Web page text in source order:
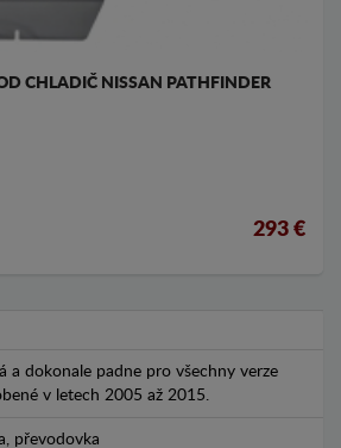
CHLADIČ NISSAN PATHFINDER
293 €
a dokonale padne pro všechny verze
v letech 2005 až 2015.
převodovka